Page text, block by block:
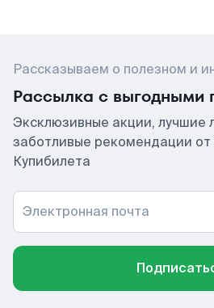
Рассказываем о полезном и
Рассылка с выгодными
Эксклюзивные акции, лучшие
заботливые рекомендации от
Купибилета
Электронная почта